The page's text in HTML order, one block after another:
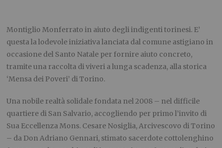
Montiglio Monferrato in aiuto degli indigenti torinesi. E’
questa la lodevole iniziativa lanciata dal comune astigiano in
occasione del Santo Natale per fornire aiuto concreto,
tramite una raccolta di viveri a lunga scadenza, alla storica
‘Mensa dei Poveri’ di Torino.
Una nobile realtà solidale fondata nel 2008 – nel difficile
quartiere di San Salvario, accogliendo per primo l’invito di
Sua Eccellenza Mons. Cesare Nosiglia, Arcivescovo di Torino
– da Don Adriano Gennari, stimato sacerdote cottolenghino